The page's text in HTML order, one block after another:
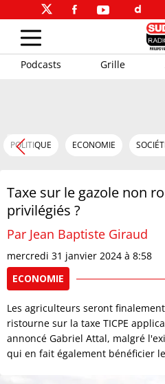
Podcasts Grille
POLITIQUE ECONOMIE
Taxe sur le gazole non
privilégiés ?
Par Jean Baptiste Giraud
mercredi 31 janvier 2024 à 8:58
ECONOMIE
Les agriculteurs seront
ristourne sur la taxe TICPE
annoncé Gabriel Attal, malgré
qui en fait également bénéficier